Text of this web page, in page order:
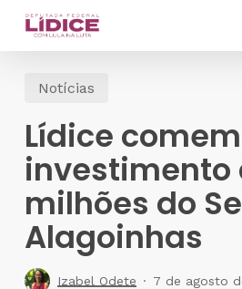
Skip
contentNotícias
Lídice
investimento
milhões do
Alagoinhas
Izabel Odete 7 de agosto